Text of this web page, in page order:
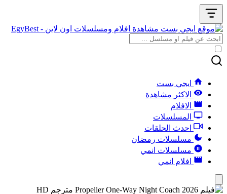
ايجي بست
الاكثر مشاهدة
الافلام
المسلسلات
احدث الحلقات
مسلسلات رمضان
مسلسلات انمي
افلام انمي